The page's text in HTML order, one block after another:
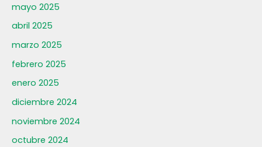
mayo 2025
abril 2025
marzo 2025
febrero 2025
enero 2025
diciembre 2024
noviembre 2024
octubre 2024